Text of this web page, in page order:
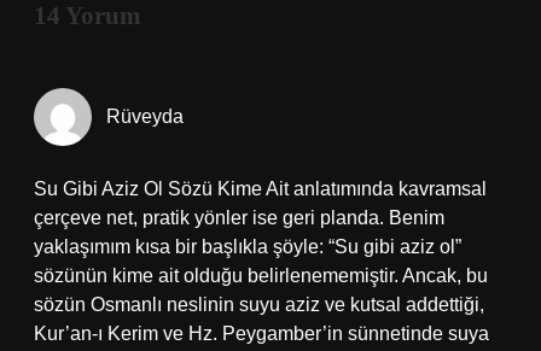
14 Yorum
Rüveyda
Su Gibi Aziz Ol Sözü Kime Ait anlatımında kavramsal
çerçeve net, pratik yönler ise geri planda. Benim
yaklaşımım kısa bir başlıkla şöyle: “Su gibi aziz ol”
sözünün kime ait olduğu belirlenememiştir. Ancak, bu
sözün Osmanlı neslinin suyu aziz ve kutsal addettiği,
Kur’an-ı Kerim ve Hz. Peygamber’in sünnetinde suya